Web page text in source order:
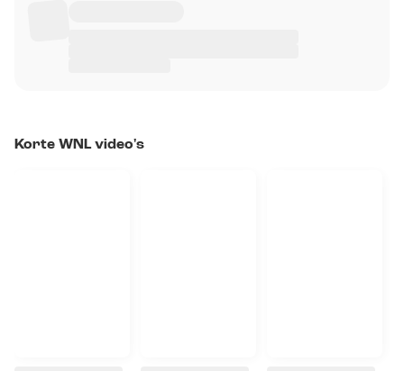
Korte WNL video's